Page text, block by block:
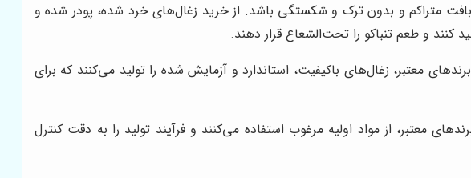
بافت متراکم و بدون ترک و شکستگی باشد. از خرید زغال‌های خرد شده، پودر شده و
کنند و طعم تنباکو را تحت‌الشعاع قرار دهند.
معتبر، زغال‌های باکیفیت، استاندارد و آزمایش شده را تولید می‌کنند که برای
معتبر، از مواد اولیه مرغوب استفاده می‌کنند و فرآیند تولید را به دقت کنترل